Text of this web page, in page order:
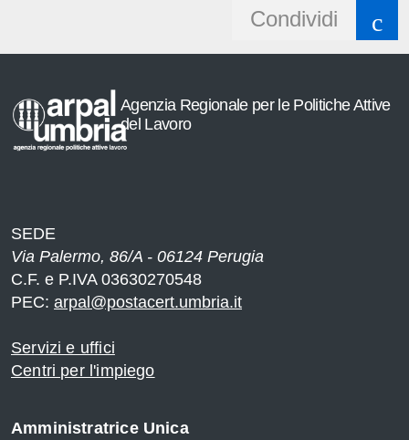
button
Condividi
Agenzia Regionale per le Politiche Attive
del Lavoro
SEDE
Via Palermo, 86/A - 06124 Perugia
C.F. e P.IVA 03630270548
PEC: arpal@postacert.umbria.it
Servizi e uffici
Centri per l'impiego
Amministratrice Unica